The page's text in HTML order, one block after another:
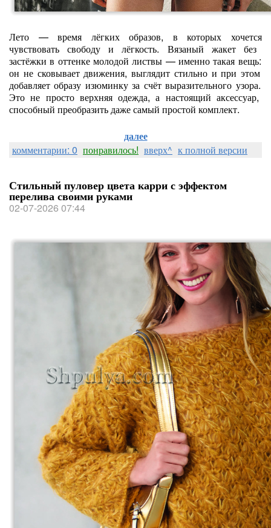
Лето — время лёгкихобразов, в которых хочется
чувствовать свободу и лёгкость. Вязаный жакетбез
застёжки в оттенкемолодой листвы — именно такая вещь:
он несковываетдвижения, выглядит стильнои при этом
добавляет образу изюминкуза счётвыразительного узора.
Это не простоверхняяодежда, а настоящий аксессуар,
способный преобразитьдажесамый простой комплект.
далее
комментарии: 0 понравилось! вверх^ к полной версии
Стильный пуловер цвета карри с эффектом
перелива своими руками
02-07-2026 07:44